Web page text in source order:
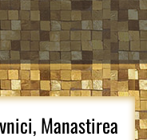
Manastirea